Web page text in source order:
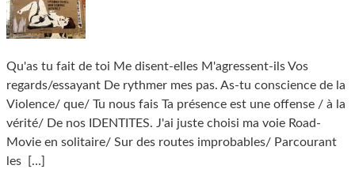
Qu'as tu fait de toi Me disent-elles M'agressent-ils Vos
regards/essayant De rythmer mes pas. As-tu conscience de la
Violence/ que/ Tu nous fais Ta présence est une offense / à la
vérité/ De nos IDENTITES. J'ai juste choisi ma voie Road-
Movie en solitaire/ Sur des routes improbables/ Parcourant
les
[…]